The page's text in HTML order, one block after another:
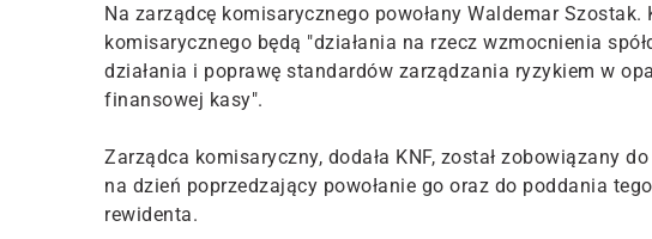
Na zarządcę komisarycznego powołany Waldemar
komisarycznego będą "działania na rzecz wzmocnienia
działania i poprawę standardów zarządzania ryzykiem w
finansowej kasy".
Zarządca komisaryczny, dodała KNF, został zobowiązany
na dzień poprzedzający powołanie go oraz do poddania
rewidenta.